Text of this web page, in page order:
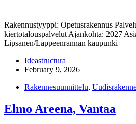
Rakennustyyppi: Opetusrakennus
kiertotalouspalvelut Ajankohta: 2027
Lipsanen/Lappeenrannan kaupunki
Ideastructura
February 9, 2026
Rakennesuunnittelu,
Elmo Areena, Vantaa